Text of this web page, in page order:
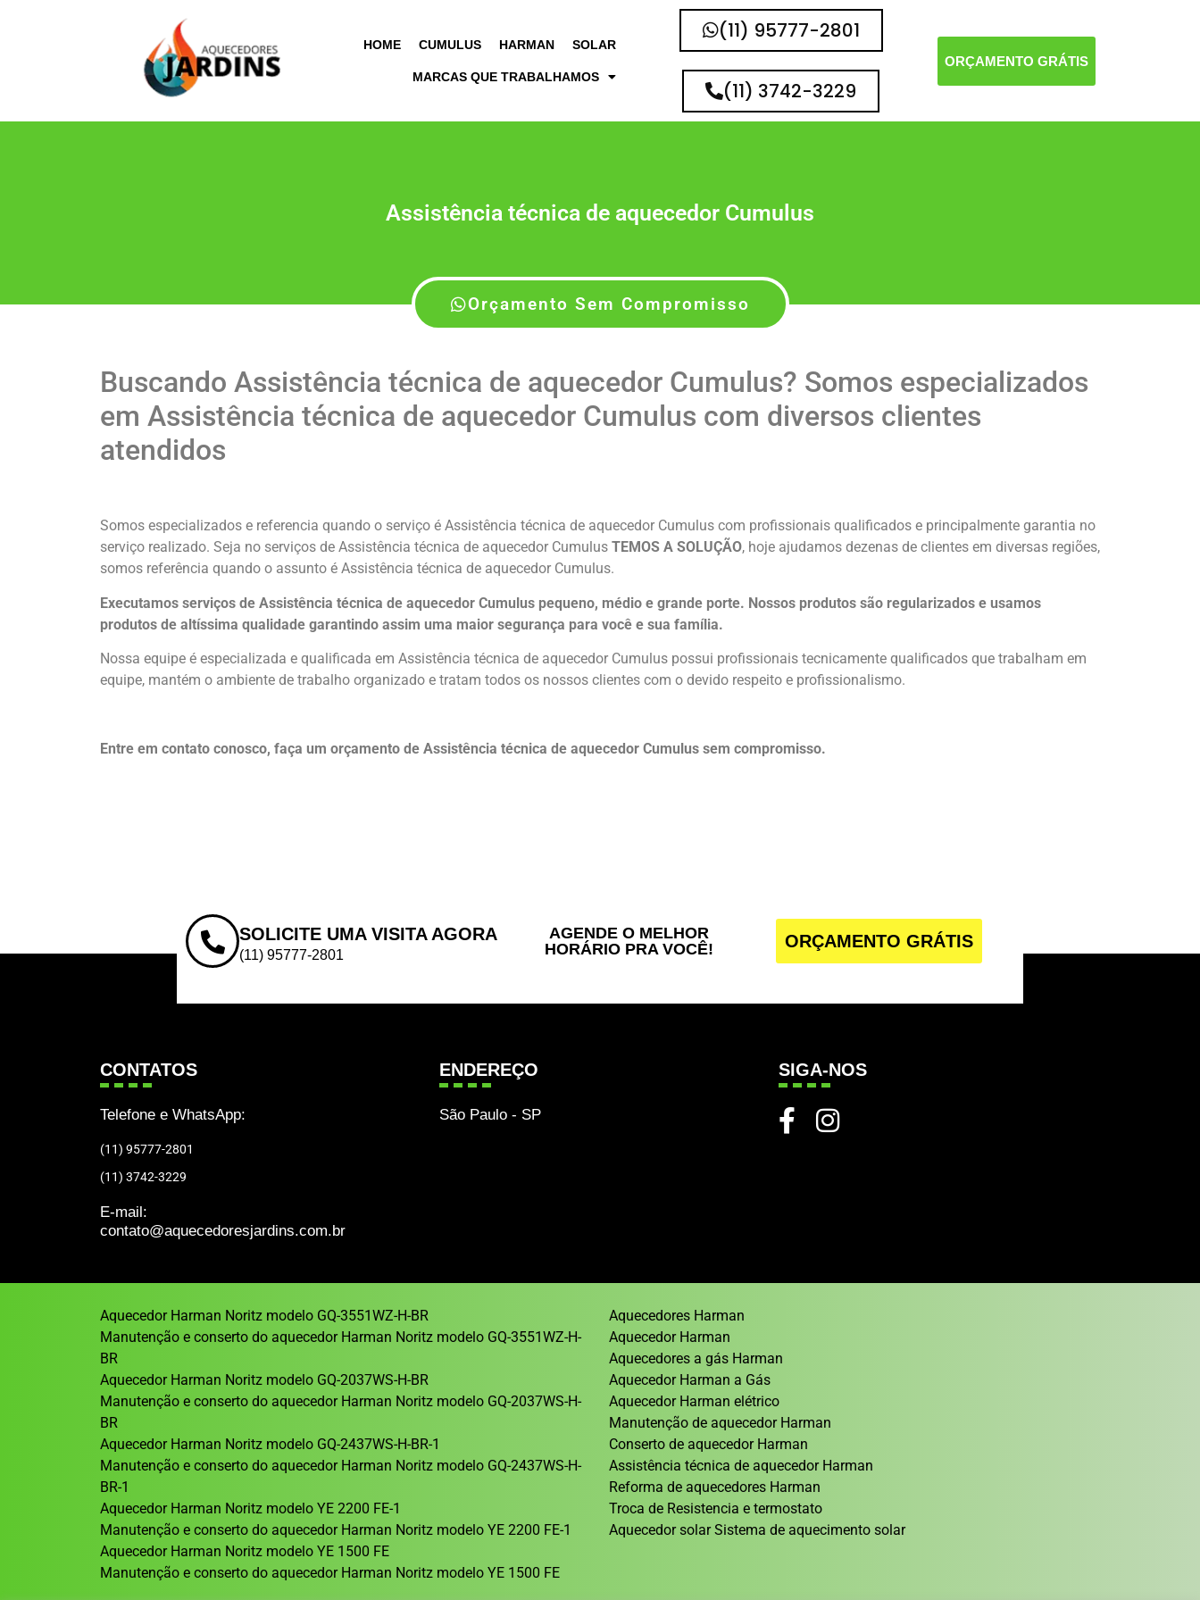
HOME CUMULUS HARMAN SOLAR
MARCAS QUE TRABALHAMOS
(11) 95777-2801
(11) 3742-3229
ORÇAMENTO GRÁTIS
Assistência técnica de aquecedor Cumulus
Orçamento Sem Compromisso
Buscando Assistência técnica de aquecedor Cumulus? Somos especializados
em Assistência técnica de aquecedor Cumulus com diversos clientes
atendidos
Somos especializados e referencia quando o serviço é Assistência técnica de aquecedor Cumulus com profissionais qualificados e principalmente garantia no
serviço realizado. Seja no serviços de Assistência técnica de aquecedor Cumulus TEMOS A SOLUÇÃO, hoje ajudamos dezenas de clientes em diversas regiões,
somos referência quando o assunto é Assistência técnica de aquecedor Cumulus.
Executamos serviços de Assistência técnica de aquecedor Cumulus pequeno, médio e grande porte. Nossos produtos são regularizados e usamos
produtos de altíssima qualidade garantindo assim uma maior segurança para você e sua família.
Nossa equipe é especializada e qualificada em Assistência técnica de aquecedor Cumulus possui profissionais tecnicamente qualificados que trabalham em
equipe, mantém o ambiente de trabalho organizado e tratam todos os nossos clientes com o devido respeito e profissionalismo.
Entre em contato conosco, faça um orçamento de Assistência técnica de aquecedor Cumulus sem compromisso.
SOLICITE UMA VISITA AGORA
(11) 95777-2801
AGENDE O MELHOR
HORÁRIO PRA VOCÊ!
ORÇAMENTO GRÁTIS
CONTATOS
Telefone e WhatsApp:
(11) 95777-2801
(11) 3742-3229
E-mail:
contato@aquecedoresjardins.com.br
ENDEREÇO
São Paulo - SP
SIGA-NOS
Aquecedor Harman Noritz modelo GQ-3551WZ-H-BR
Manutenção e conserto do aquecedor Harman Noritz modelo GQ-3551WZ-H-
BR
Aquecedor Harman Noritz modelo GQ-2037WS-H-BR
Manutenção e conserto do aquecedor Harman Noritz modelo GQ-2037WS-H-
BR
Aquecedor Harman Noritz modelo GQ-2437WS-H-BR-1
Manutenção e conserto do aquecedor Harman Noritz modelo GQ-2437WS-H-
BR-1
Aquecedor Harman Noritz modelo YE 2200 FE-1
Manutenção e conserto do aquecedor Harman Noritz modelo YE 2200 FE-1
Aquecedor Harman Noritz modelo YE 1500 FE
Manutenção e conserto do aquecedor Harman Noritz modelo YE 1500 FE
Aquecedores Harman
Aquecedor Harman
Aquecedores a gás Harman
Aquecedor Harman a Gás
Aquecedor Harman elétrico
Manutenção de aquecedor Harman
Conserto de aquecedor Harman
Assistência técnica de aquecedor Harman
Reforma de aquecedores Harman
Troca de Resistencia e termostato
Aquecedor solar Sistema de aquecimento solar